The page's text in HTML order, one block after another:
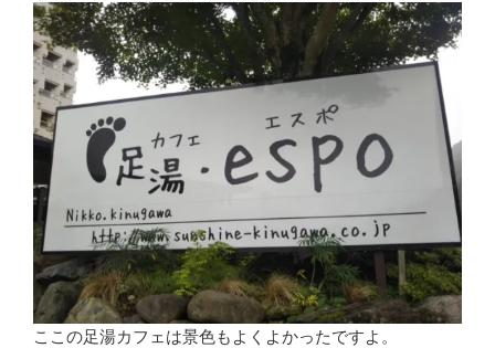
ここの足湯カフェは景色もよくよかったですよ。